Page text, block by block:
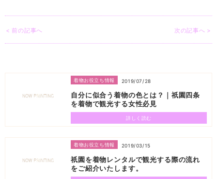
< 前の記事へ 次の記事へ >
着物お役立ち情報 2019/07/28
自分に似合う着物の色とは？｜祇園四条
を着物で観光する女性必見
詳しく読む
着物お役立ち情報 2019/03/15
祇園を着物レンタルで観光する際の流れ
をご紹介いたします。